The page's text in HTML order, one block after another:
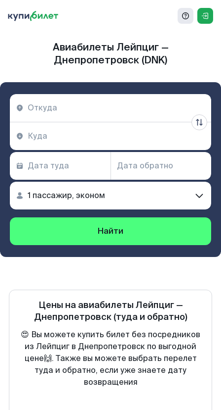
Авиабилеты Лейпциг —
Днепропетровск (DNK)
Найти
Цены на авиабилеты Лейпциг—
Днепропетровск (туда и обратно)
😍 Вы можете купить билет без посредников
из Лейпциг в Днепропетровск по выгодной
цене🙌. Также вы можете выбрать перелет
туда и обратно, если уже знаете дату
возвращения